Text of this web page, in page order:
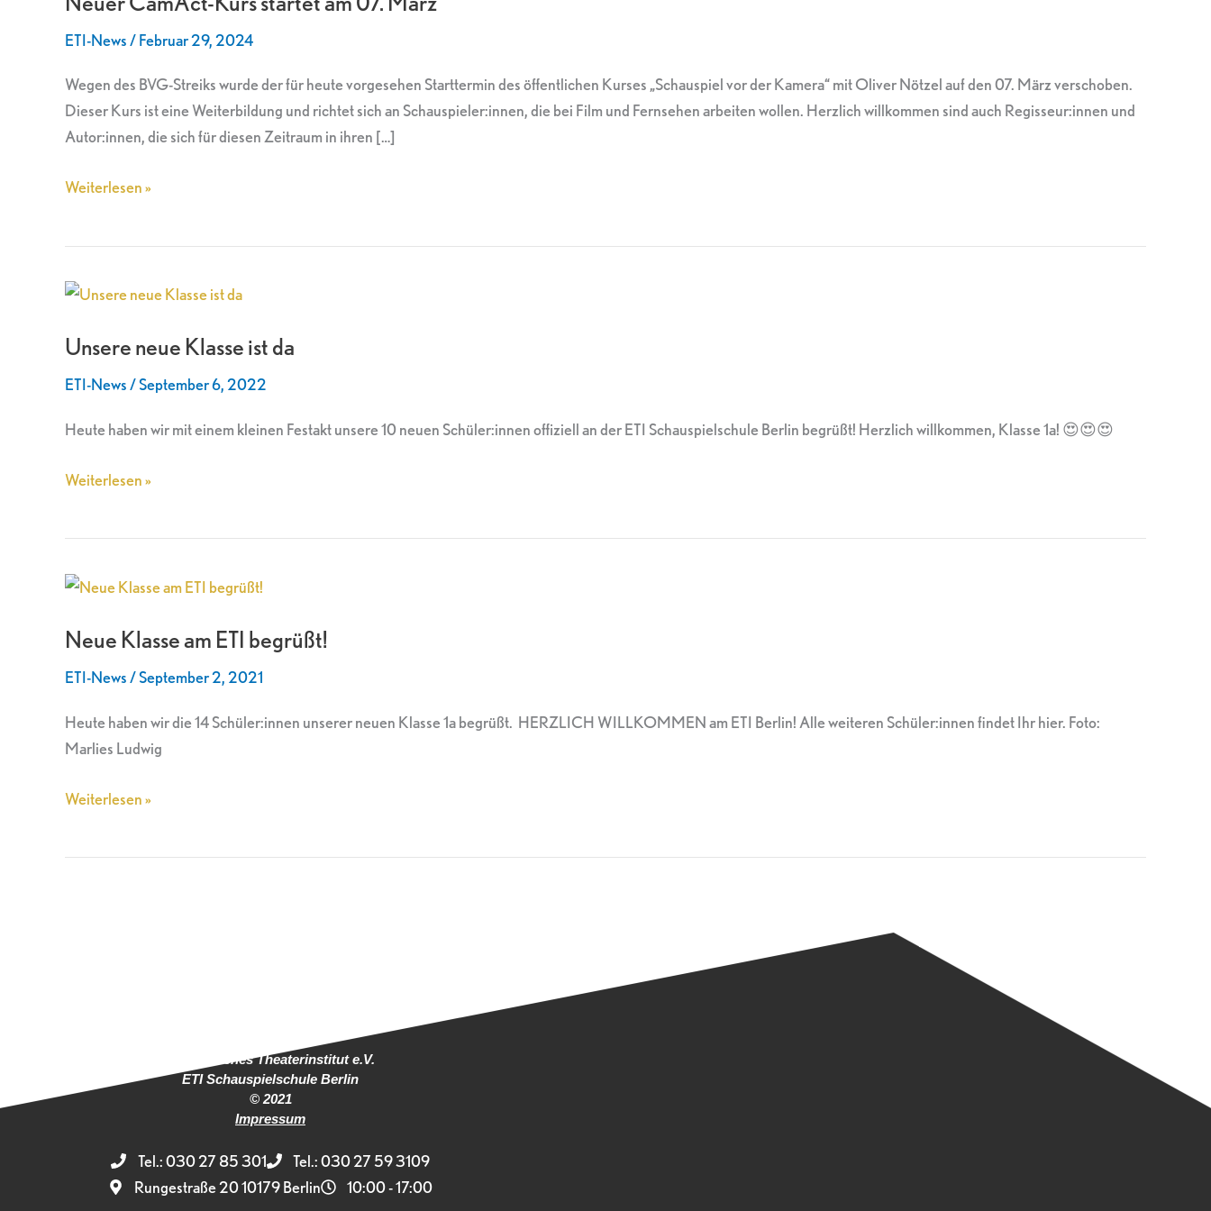
ETI-News/Februar 29, 2024
Wegen des BVG-Streiks wurde der für heute vorgesehen Starttermin des öffentlichen Kurses „Schauspiel vor der Kamera“ mit Oliver Nötzel auf den 07. März verschoben.
Dieser Kurs ist eine Weiterbildung und richtet sich an Schauspieler:innen, die bei Film und Fernsehen arbeiten wollen. Herzlich willkommen sind auch Regisseur:innen und
Autor:innen, die sich für diesen Zeitraum in ihren […]
am
07.
März
Weiterlesen »
Unsere neue Klasse ist da
ETI-News/September 6, 2022
Heute haben wir mit einem kleinen Festakt unsere 10 neuen Schüler:innen offiziell an der ETI Schauspielschule Berlin begrüßt! Herzlich willkommen, Klasse 1a! 😍😍😍
Unsere
Klasse
da
Weiterlesen »
Neue Klasse am ETI begrüßt!
ETI-News/September 2, 2021
Heute haben wir die 14 Schüler:innen unserer neuen Klasse 1a begrüßt. HERZLICH WILLKOMMEN am ETI Berlin! Alle weiteren Schüler:innen findet Ihr hier. Foto:
Marlies Ludwig
Neue
am
begrüßt!
Weiterlesen »
Europäisches Theaterinstitut e.V.
ETI Schauspielschule Berlin
© 2021
Impressum
Tel.: 030 27 85 301
Tel.: 030 27 59 3109
Rungestraße 20 10179 Berlin
10:00 - 17:00